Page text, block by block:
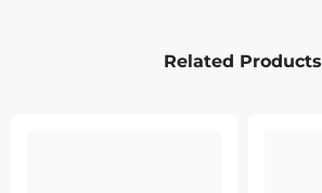
Related Products